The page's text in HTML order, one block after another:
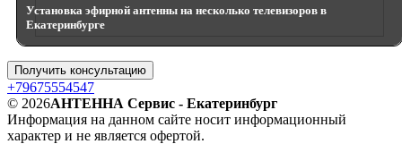
Установка эфирной антенны на несколько телевизоров в
Екатеринбурге
Получить консультацию
+79675554547
© 2026АНТЕННА Сервис - Екатеринбург
Информация на данном сайте носит информационный
характер и не является офертой.